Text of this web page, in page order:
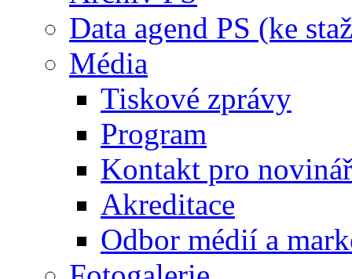
Data agend PS (ke
Média
Tiskové zprávy
Program
Kontakt pro
Akreditace
Odbor médií a